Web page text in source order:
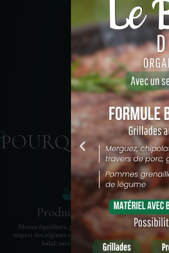
POURQUOI
Produits frais
Menus équilibrés, préparés avec soin,
respect des régimes spéciaux (végétarien,
halal, sans gluten…)